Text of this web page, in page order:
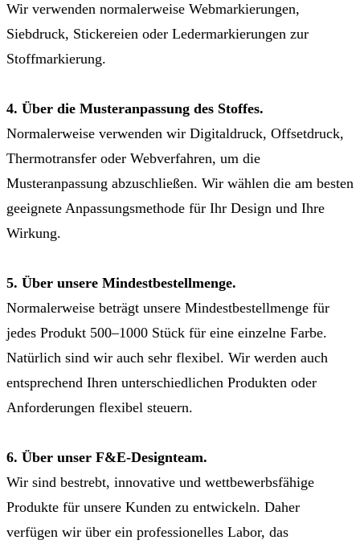
Wir verwenden normalerweise Webmarkierungen,
Siebdruck, Stickereien oder Ledermarkierungen zur
Stoffmarkierung.
4. Über die Musteranpassung des Stoffes.
Normalerweise verwenden wir Digitaldruck, Offsetdruck,
Thermotransfer oder Webverfahren, um die
Musteranpassung abzuschließen. Wir wählen die am besten
geeignete Anpassungsmethode für Ihr Design und Ihre
Wirkung.
5. Über unsere Mindestbestellmenge.
Normalerweise beträgt unsere Mindestbestellmenge für
jedes Produkt 500–1000 Stück für eine einzelne Farbe.
Natürlich sind wir auch sehr flexibel. Wir werden auch
entsprechend Ihren unterschiedlichen Produkten oder
Anforderungen flexibel steuern.
6. Über unser F&E-Designteam.
Wir sind bestrebt, innovative und wettbewerbsfähige
Produkte für unsere Kunden zu entwickeln. Daher
verfügen wir über ein professionelles Labor, das